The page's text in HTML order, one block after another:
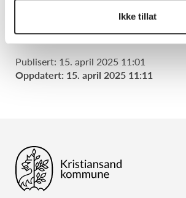
Ikke tillat
Del dette arrangementet:
Publisert: 15. april 2025 11:01
Oppdatert: 15. april 2025 11:11